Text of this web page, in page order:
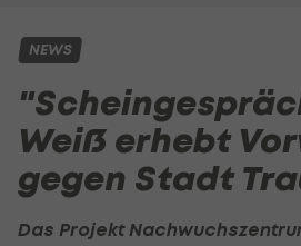
NEWS
Weiß erhebt
gegen Stadt
Das Projekt